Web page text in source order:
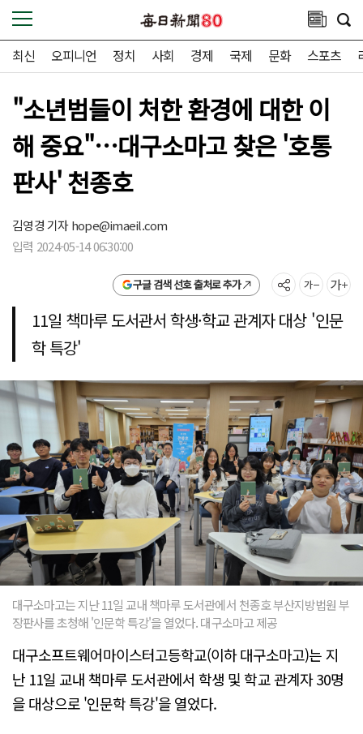
최신 오피니언 정치 사회 경제 국제 문화 스포츠
"소년범들이 처한 환경에 대한 이
해 중요"…대구소마고 찾은 '호통
판사' 천종호
김영경 기자hope@imaeil.com
입력 2024-05-14 06:30:00
구글 검색 선호 출처로 추가
11일 책마루 도서관서 학생·학교 관계자 대상 '인문
학 특강'
대구소마고는 지난 11일 교내 책마루 도서관에서 천종호 부산지방법원 부
장판사를 초청해 '인문학 특강'을 열었다. 대구소마고 제공
대구소프트웨어마이스터고등학교(이하 대구소마고)는 지
난 11일 교내 책마루 도서관에서 학생 및 학교 관계자 30명
을 대상으로 '인문학 특강'을 열었다.